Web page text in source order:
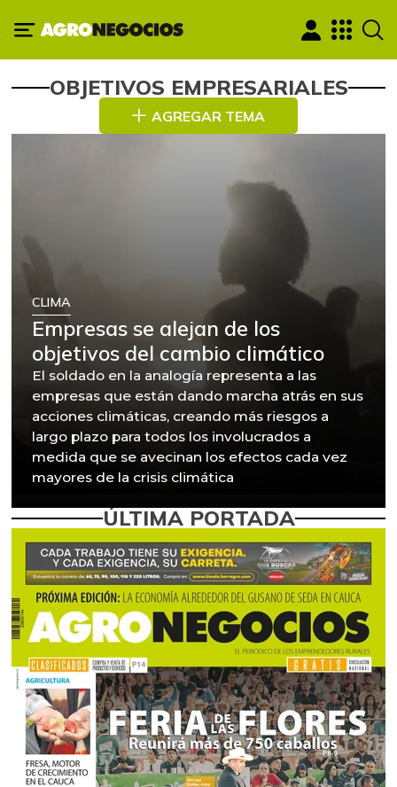
OBJETIVOS EMPRESARIALES
AGREGAR TEMA
CLIMA
Empresas se alejan de los
objetivos del cambio climático
El soldado en la analogía representa a las
empresas que están dando marcha atrás en sus
acciones climáticas, creando más riesgos a
largo plazo para todos los involucrados a
medida que se avecinan los efectos cada vez
mayores de la crisis climática
ÚLTIMA PORTADA